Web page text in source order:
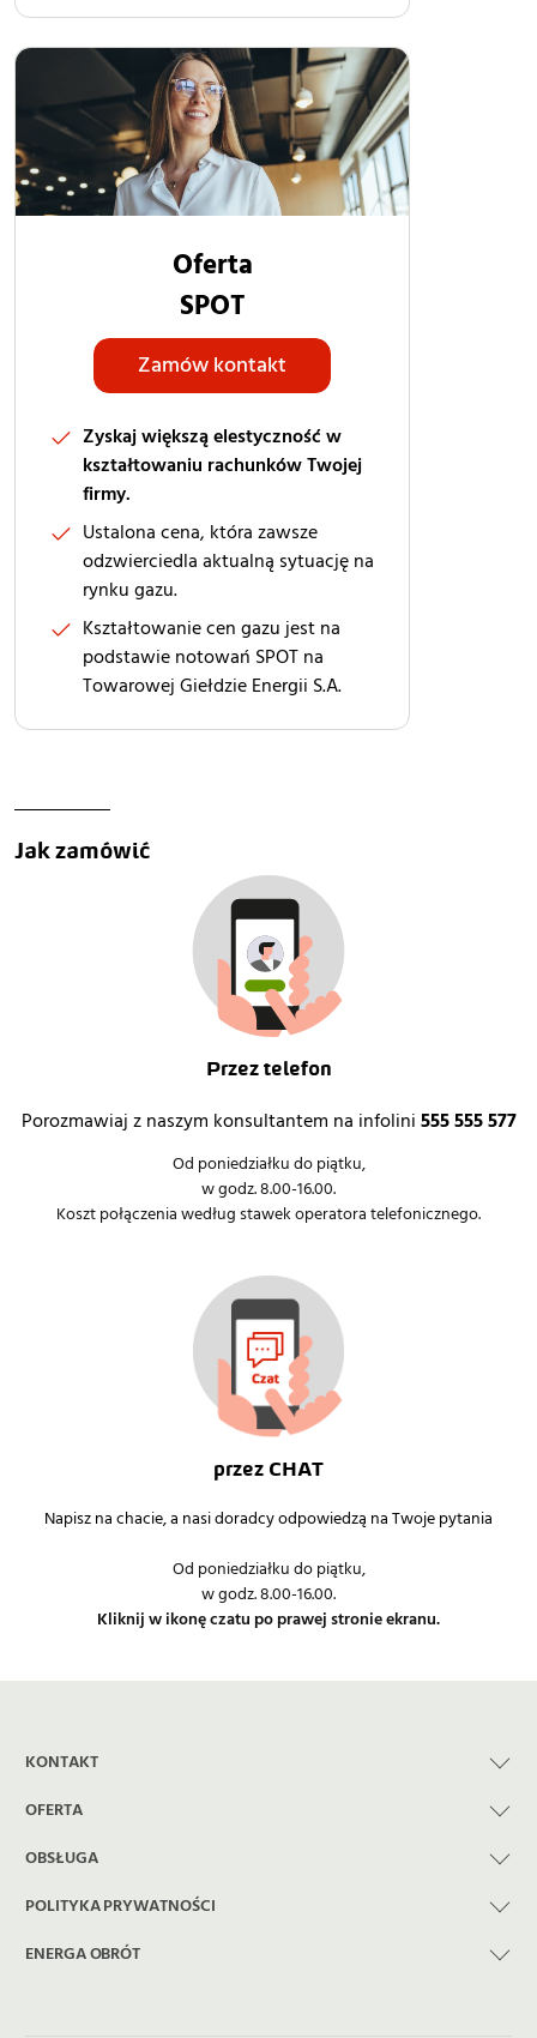
Oferta
SPOT
Zamów kontakt
Zyskaj większą elestyczność w
kształtowaniu rachunków Twojej
firmy.
Ustalona cena, która zawsze
odzwierciedla aktualną sytuację na
rynku gazu.
Kształtowanie cen gazu jest na
podstawie notowań SPOT na
Towarowej Giełdzie Energii S.A.
Jak zamówić
Przez telefon
Porozmawiaj z naszym konsultantem na infolini 555 555 577
Od poniedziałku do piątku,
w godz. 8.00-16.00.
Koszt połączenia według stawek operatora telefonicznego.
przez CHAT
Napisz na chacie, a nasi doradcy odpowiedzą na Twoje pytania
Od poniedziałku do piątku,
w godz. 8.00-16.00.
Kliknij w ikonę czatu po prawej stronie ekranu.
KONTAKT
OFERTA
OBSŁUGA
POLITYKA PRYWATNOŚCI
ENERGA OBRÓT